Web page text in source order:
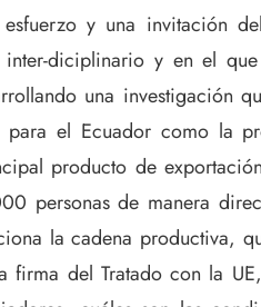
y una invitación
diciplinario y en el
una investigación
para el Ecuador como la
producto de
personas de manera
la cadena productiva,
firma del Tratado con la